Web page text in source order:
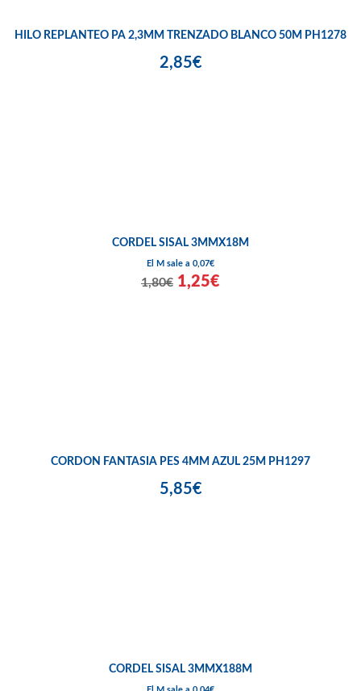
HILO REPLANTEO PA 2,3MM TRENZADO BLANCO 50M PH1278
2,85€
CORDEL SISAL 3MMX18M
El M sale a 0,07€
1,80€ 1,25€
CORDON FANTASIA PES 4MM AZUL 25M PH1297
5,85€
CORDEL SISAL 3MMX188M